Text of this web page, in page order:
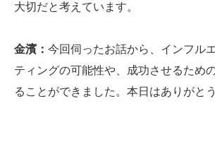
大切だと考えています。
金濱： 今回伺ったお話から、インフル
ティングの可能性や、成功させるため
ることができました。本日はありがと